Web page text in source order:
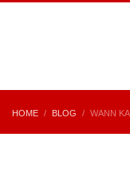
HOME BLOG WANN